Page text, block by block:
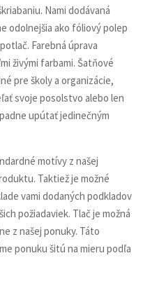
Nami dodávaná
odolnejšia ako fóliový polep
Farebná úprava
živými farbami. Šatňové
pre školy a organizácie,
svoje posolstvo alebo len
upútať jedinečným
motívy z našej
Taktiež je možné
vami dodaných podkladov
požiadaviek. Tlač je možná
z našej ponuky. Táto
ponuku šitú na mieru podľa